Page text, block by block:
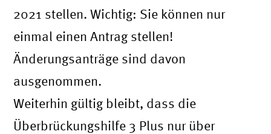
2021 stellen. Wichtig: Sie können nur
einmal einen Antrag stellen!
Änderungsanträge sind davon
ausgenommen.
Weiterhin gültig bleibt, dass die
Überbrückungshilfe 3 Plus nur über